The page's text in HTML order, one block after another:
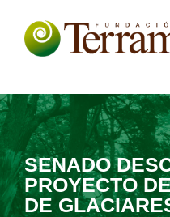
SENADO
PROYECTO
DE